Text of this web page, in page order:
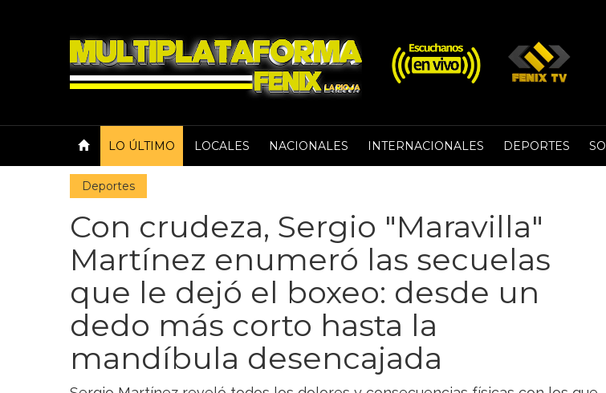
LO ÚLTIMO LOCALES NACIONALES INTERNACIONALES DEPORTES
Deportes
Con crudeza, Sergio "Maravilla"
Martínez enumeró las secuelas
que le dejó el boxeo: desde un
dedo más corto hasta la
mandíbula desencajada